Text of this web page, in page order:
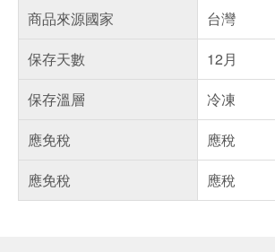
商品來源國家
台灣
保存天數
12月
保存溫層
冷凍
應免稅
應稅
應免稅
應稅